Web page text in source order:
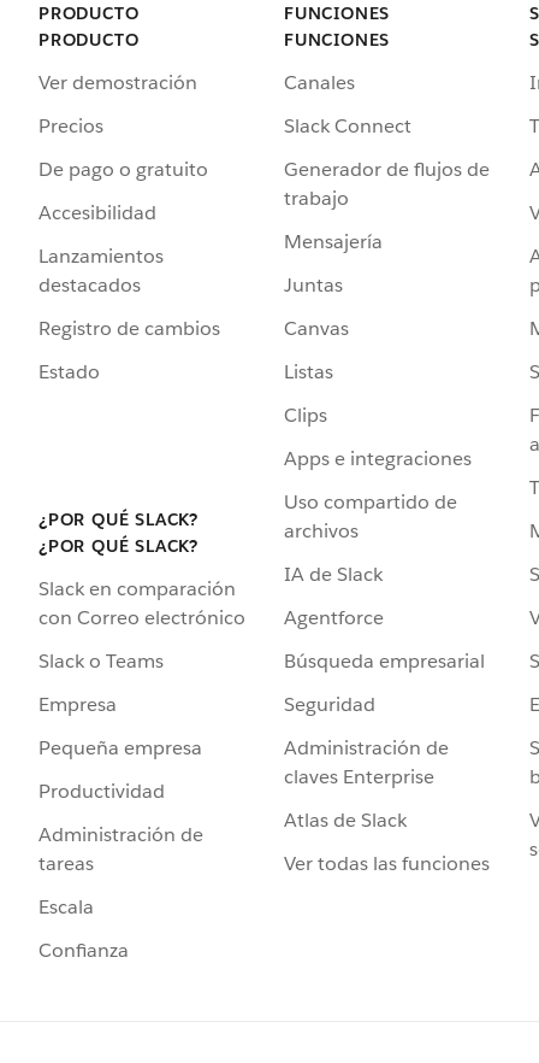
PRODUCTO
PRODUCTO
Ver demostración
Precios
De pago o gratuito
Accesibilidad
Lanzamientos
destacados
Registro de cambios
Estado
¿POR QUÉ SLACK?
¿POR QUÉ SLACK?
Slack en comparación
con Correo electrónico
Slack o Teams
Empresa
Pequeña empresa
Productividad
Administración de
tareas
Escala
Confianza
FUNCIONES
FUNCIONES
Canales
Slack Connect
Generador de flujos de
trabajo
Mensajería
Juntas
Canvas
Listas
Clips
Apps e integraciones
Uso compartido de
archivos
IA de Slack
Agentforce
Búsqueda empresarial
Seguridad
Administración de
claves Enterprise
Atlas de Slack
Ver todas las funciones